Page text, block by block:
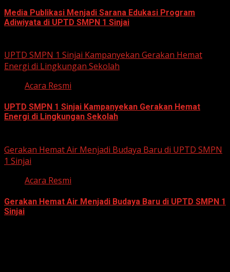
Media Publikasi Menjadi Sarana Edukasi Program
Adiwiyata di UPTD SMPN 1 Sinjai
UPTD SMPN 1 Sinjai Kampanyekan Gerakan Hemat
Energi di Lingkungan Sekolah
Acara Resmi
UPTD SMPN 1 Sinjai Kampanyekan Gerakan Hemat
Energi di Lingkungan Sekolah
Gerakan Hemat Air Menjadi Budaya Baru di UPTD SMPN
1 Sinjai
Acara Resmi
Gerakan Hemat Air Menjadi Budaya Baru di UPTD SMPN 1
Sinjai